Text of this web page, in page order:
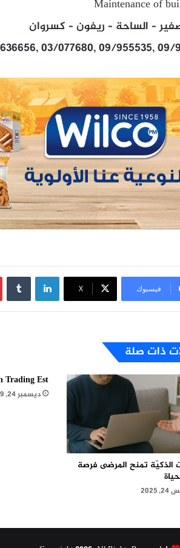
Maintenance of
– الساحة – ريفون – كسروان
03/077680, 09/955535, 09/
فيسبوك X
لينكدإن
ذات صلة
الذكيّة تمنح المرضى فرصة
Trading Est
ديسمبر 24, 2019